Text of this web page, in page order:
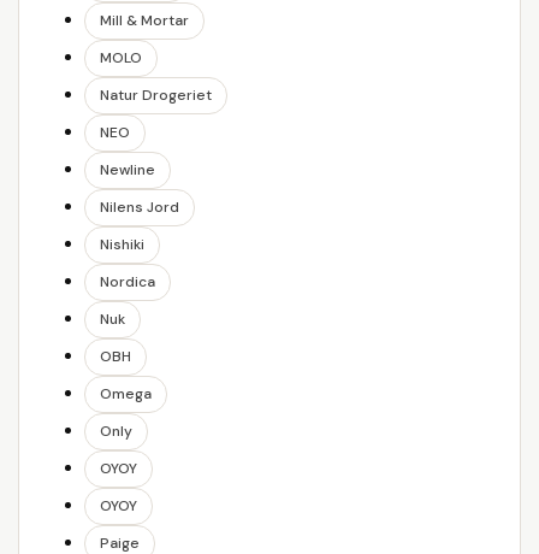
Mill & Mortar
MOLO
Natur Drogeriet
NEO
Newline
Nilens Jord
Nishiki
Nordica
Nuk
OBH
Omega
Only
OYOY
OYOY
Paige